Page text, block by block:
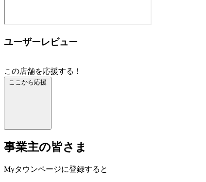
ユーザーレビュー
この店舗を応援する！
ここから応援
事業主の皆さま
Myタウンページに登録すると